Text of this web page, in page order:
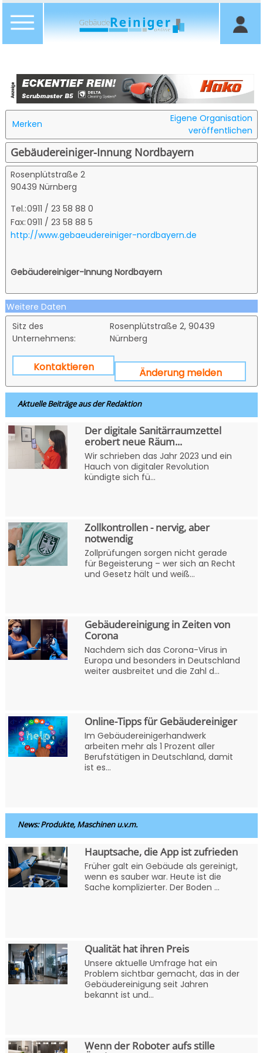
Merken
Eigene Organisation
veröffentlichen
Gebäudereiniger-Innung Nordbayern
Rosenplütstraße 2
90439 Nürnberg
Tel.:0911 / 23 58 88 0
Fax:0911 / 23 58 88 5
http://www.gebaeudereiniger-nordbayern.de
Gebäudereiniger-Innung Nordbayern
Weitere Daten
Sitz des
Unternehmens:
Rosenplütstraße 2, 90439
Nürnberg
Kontaktieren Änderung melden
Aktuelle Beiträge aus der Redaktion
Der digitale Sanitärraumzettel
erobert neue Räum...
Wir schrieben das Jahr 2023 und ein
Hauch von digitaler Revolution
kündigte sich fü...
Zollkontrollen - nervig, aber
notwendig
Zollprüfungen sorgen nicht gerade
für Begeisterung – wer sich an Recht
und Gesetz hält und weiß...
Gebäudereinigung in Zeiten von
Corona
Nachdem sich das Corona-Virus in
Europa und besonders in Deutschland
weiter ausbreitet und die Zahl d...
Online-Tipps für Gebäudereiniger
Im Gebäudereinigerhandwerk
arbeiten mehr als 1 Prozent aller
Berufstätigen in Deutschland, damit
ist es...
News: Produkte, Maschinen u.v.m.
Hauptsache, die App ist zufrieden
Früher galt ein Gebäude als gereinigt,
wenn es sauber war. Heute ist die
Sache komplizierter. Der Boden ...
Qualität hat ihren Preis
Unsere aktuelle Umfrage hat ein
Problem sichtbar gemacht, das in der
Gebäudereinigung seit Jahren
bekannt ist und...
Wenn der Roboter aufs stille